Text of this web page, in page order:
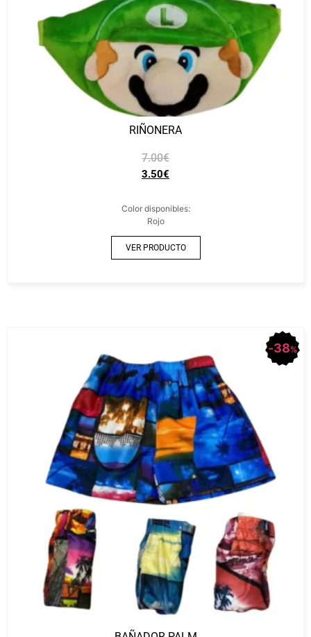
RIÑONERA
7.00€
3.50€
Color disponibles:
Rojo
VER PRODUCTO
38%